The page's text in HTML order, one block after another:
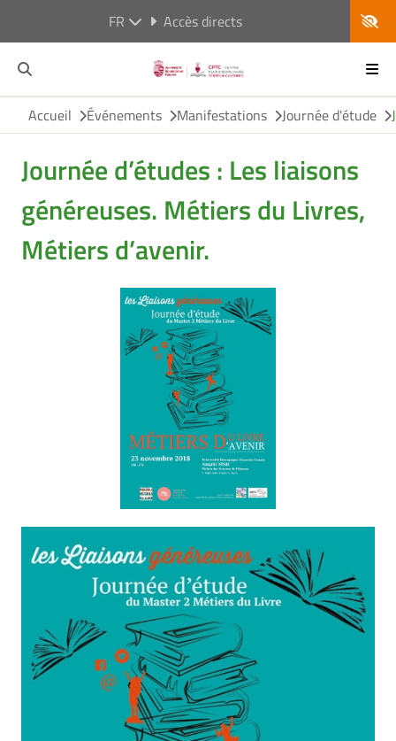
FR Accès directs
Accueil Événements Manifestations Journée d'étude
Journée d’études : Les liaisons
généreuses. Métiers du Livres,
Métiers d’avenir.